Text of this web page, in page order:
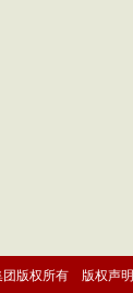
版权所有 版权声明